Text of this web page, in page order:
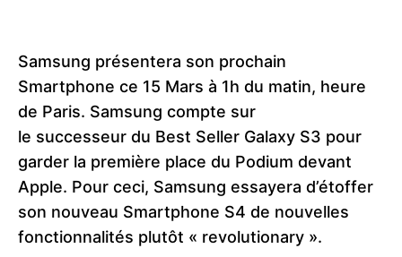
Samsung présentera son prochain
Smartphone ce 15 Mars à 1h du matin, heure
de Paris. Samsung compte sur
le successeur du Best Seller Galaxy S3 pour
garder la première place du Podium devant
Apple. Pour ceci, Samsung essayera d’étoffer
son nouveau Smartphone S4 de nouvelles
fonctionnalités plutôt « revolutionary ».